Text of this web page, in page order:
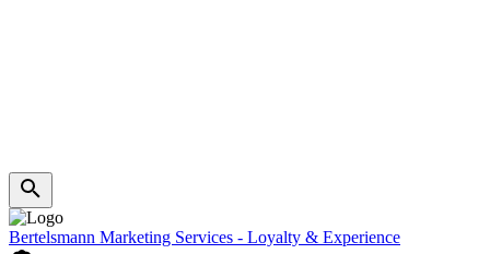
Bertelsmann Marketing Services - Loyalty & Experience